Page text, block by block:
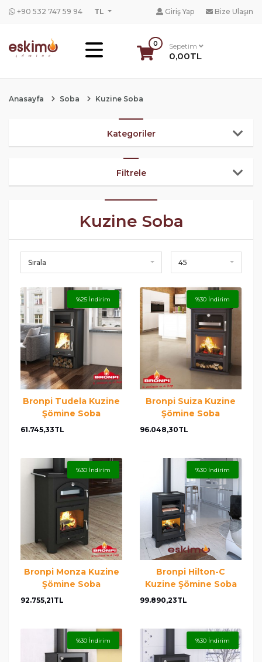
+90 532 747 59 94 TL Giriş Yap Bize Ulaşın
0 Sepetim
0,00TL
Anasayfa Soba Kuzine Soba
Kategoriler
Filtrele
Kuzine Soba
Sırala 45
%25 İndirim
Bronpi Tudela Kuzine
Şömine Soba
61.745,33TL
%30 İndirim
Bronpi Suiza Kuzine
Şömine Soba
96.048,30TL
%30 İndirim
Bronpi Monza Kuzine
Şömine Soba
92.755,21TL
%30 İndirim
Bronpi Hilton-C
Kuzine Şömine Soba
99.890,23TL
%30 İndirim %30 İndirim